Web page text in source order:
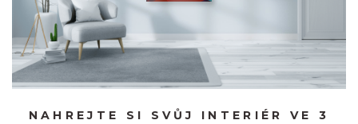
NAHREJTE SI SVŮJ INTERIÉR VE 3